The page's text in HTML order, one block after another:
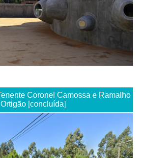
Coronel Camossa e Ramalho
Ortigão [concluída]